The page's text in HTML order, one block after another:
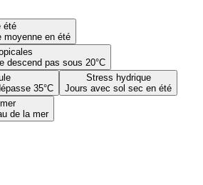
été
moyenne en été
descend pas sous 20°C
35°C
Stress hydrique
Jours avec sol sec en été
de la mer